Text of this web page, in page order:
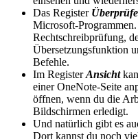
Das Register
Microsoft-
Rechtschreibprüfung,
Übersetzungsfunktion
Befehle.
Im RegisterAnsicht
einer OneNote-Seite
öffnen, wenn du die
Bildschirmen erledigt.
Und natürlich gibt es
Dort kannst du noch